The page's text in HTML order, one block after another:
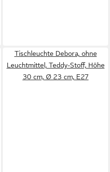
Tischleuchte Debora, ohne
Leuchtmittel, Teddy-Stoff, Höhe
30 cm, Ø 23 cm, E27